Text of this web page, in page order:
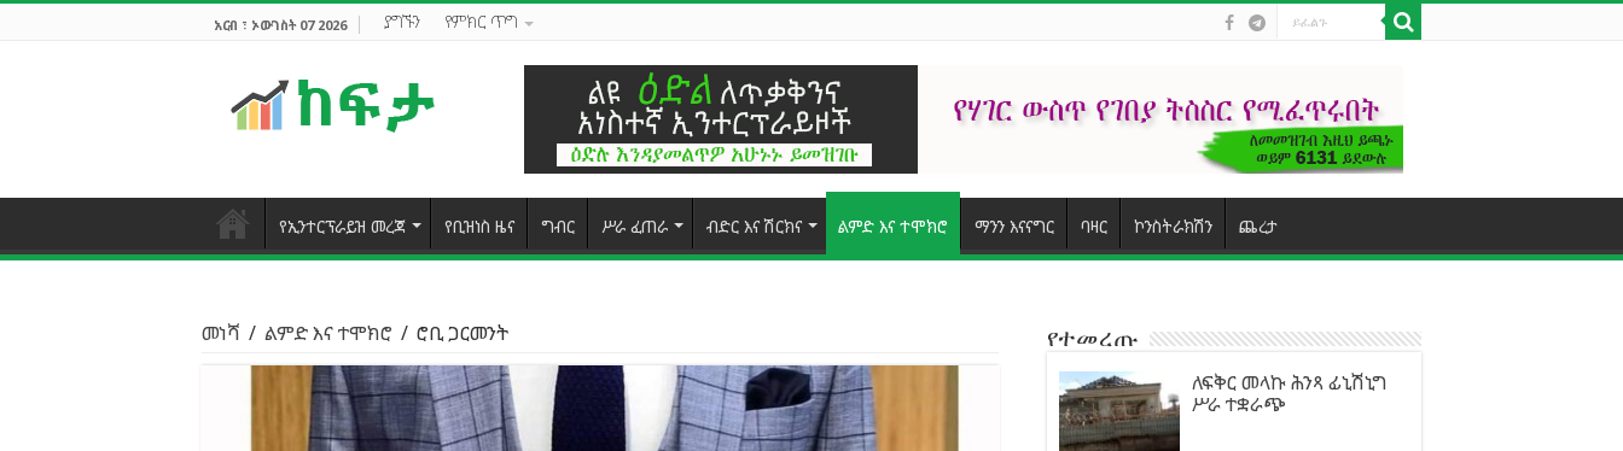
አርብ ፣ ኦውገስት 07 2026 ያግኙን የምክር ጥግ
የኢንተርፕራይዝ መረጃ የቢዝነስ ዜና ግብር ሥራ ፈጠራ ብድር እና ሽርክና ልምድ እና ተሞክሮ ማንን እናናግር ባዛር ኮንስትራክሽን ጨረታ
መነሻ / ልምድ እና ተሞክሮ / ሮቢ ጋርመንት የተመረጡ
ለፍቅር መላኩ ሕንጻ ፊኒሽኒግ
ሥራ ተቋራጭ